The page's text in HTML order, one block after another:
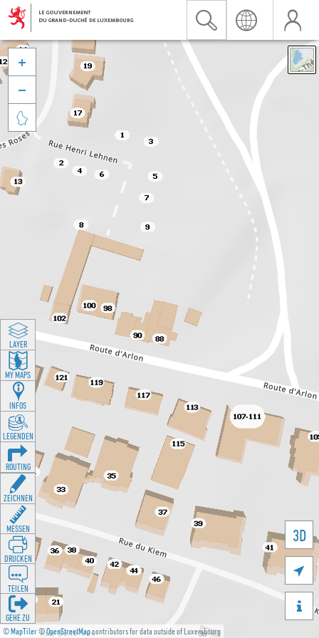
©MapTiler©OpenStreetMapcontributors for data outside of Luxembourg
3D





LAYER
MY MAPS
INFOS
LEGENDEN
ROUTING
ZEICHNEN
MESSEN
DRUCKEN
TEILEN
GEHE ZU